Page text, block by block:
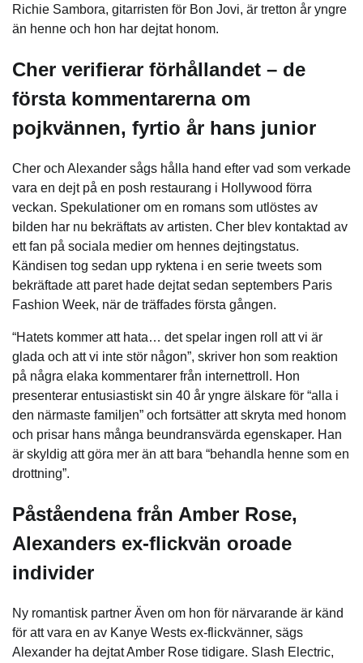
Richie Sambora, gitarristen för Bon Jovi, är tretton år yngre
än henne och hon har dejtat honom.
Cher verifierar förhållandet – de
första kommentarerna om
pojkvännen, fyrtio år hans junior
Cher och Alexander sågs hålla hand efter vad som verkade
vara en dejt på en posh restaurang i Hollywood förra
veckan. Spekulationer om en romans som utlöstes av
bilden har nu bekräftats av artisten. Cher blev kontaktad av
ett fan på sociala medier om hennes dejtingstatus.
Kändisen tog sedan upp ryktena i en serie tweets som
bekräftade att paret hade dejtat sedan septembers Paris
Fashion Week, när de träffades första gången.
“Hatets kommer att hata… det spelar ingen roll att vi är
glada och att vi inte stör någon”, skriver hon som reaktion
på några elaka kommentarer från internettroll. Hon
presenterar entusiastiskt sin 40 år yngre älskare för “alla i
den närmaste familjen” och fortsätter att skryta med honom
och prisar hans många beundransvärda egenskaper. Han
är skyldig att göra mer än att bara “behandla henne som en
drottning”.
Påståendena från Amber Rose,
Alexanders ex-flickvän oroade
individer
Ny romantisk partner Även om hon för närvarande är känd
för att vara en av Kanye Wests ex-flickvänner, sägs
Alexander ha dejtat Amber Rose tidigare. Slash Electric,